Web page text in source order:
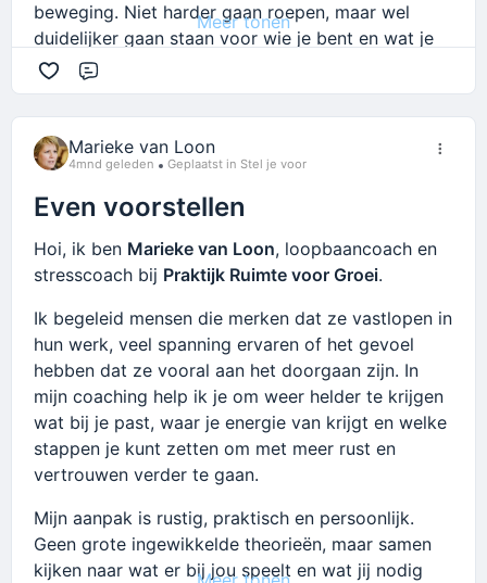
beweging. Niet harder gaan roepen, maar wel
duidelijker gaan staan voor wie je bent en wat je
te bieden hebt.
Ik houd ervan om mensen op een nuchtere manier
te helpen om stappen te zetten die spannend
komen.
Leuk om hier mee te lezen en ideeën uit te
wisselen. Ik ben benieuwd naar jullie
ondernemingen en online plannen.
Meer tonen
Marieke van Loon
4mnd geleden Geplaatst in Stel je voor
Even voorstellen
Hoi, ik ben Marieke van Loon, loopbaancoach en
stresscoach bij Praktijk Ruimte voor Groei.
Ik begeleid mensen die merken dat ze vastlopen in
hun werk, veel spanning ervaren of het gevoel
hebben dat ze vooral aan het doorgaan zijn. In
mijn coaching help ik je om weer helder te krijgen
wat bij je past, waar je energie van krijgt en welke
stappen je kunt zetten om met meer rust en
vertrouwen verder te gaan.
Mijn aanpak is rustig, praktisch en persoonlijk.
Geen grote ingewikkelde theorieën, maar samen
kijken naar wat er bij jou speelt en wat jij nodig